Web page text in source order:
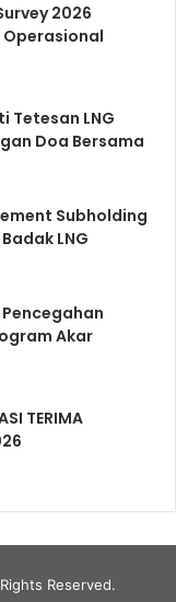
2026
Tetesan LNG
Doa Bersama
Subholding
LNG
Akar
TERIMA
Reserved.